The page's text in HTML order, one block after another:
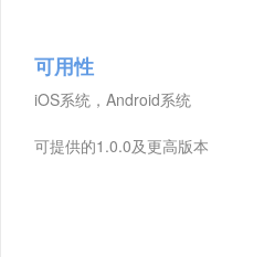
可用性
iOS系统，Android系统
可提供的1.0.0及更高版本